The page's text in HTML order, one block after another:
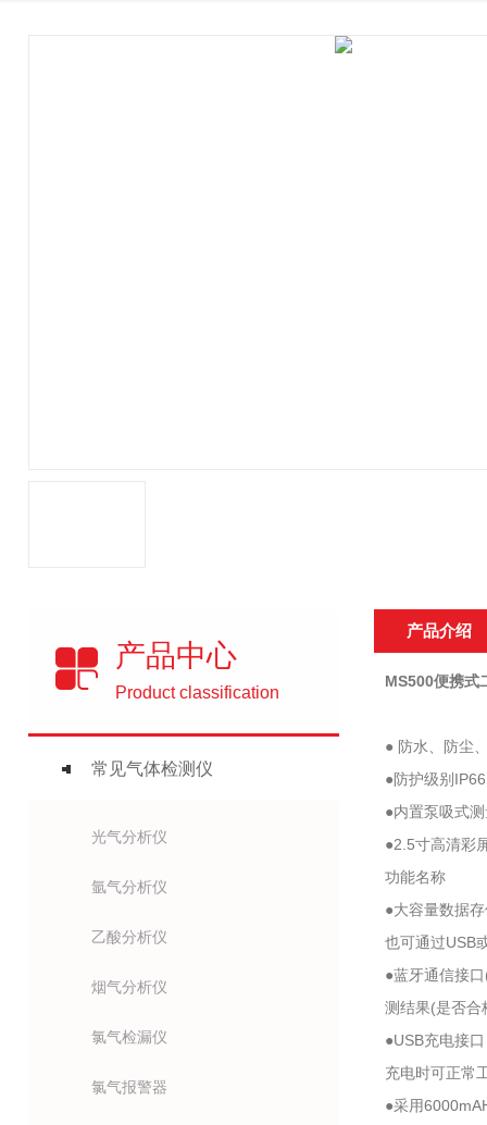
产品中心
Product classification
常见气体检测仪
光气分析仪
氩气分析仪
乙酸分析仪
烟气分析仪
氯气检漏仪
氯气报警器
产品介绍
MS500便携式
● 防水、防尘
●防护级别
●内置泵吸式
●2.5寸高清彩
功能名称
●大容量数据
也可通过USB
●蓝牙通信接
测结果(是否合
●USB充电接
充电时可正常
●采用